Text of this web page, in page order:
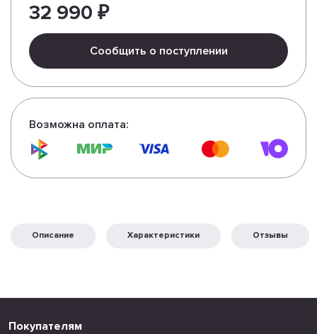
32 990 ₽
Сообщить о поступлении
Возможна оплата:
Описание Характеристики Отзывы
Покупателям